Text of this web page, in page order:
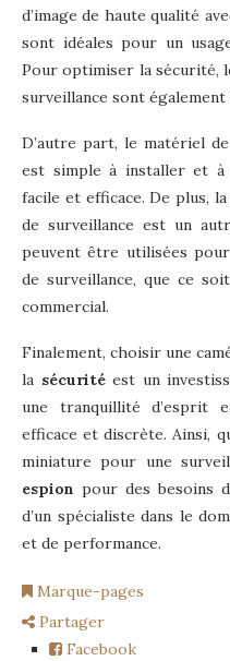
d’image de haute qualité
sont idéales pour un
Pour optimiser la sécurité,
surveillance sont
D’autre part, le matériel
est simple à installer et à
facile et efficace. De plus,
de surveillance est un
peuvent être utilisées
de surveillance, que ce
commercial.
Finalement, choisir une
la sécuritéest un
une tranquillité d’esprit
efficace et discrète. Ainsi,
miniature pour une
espion pour des besoins
d’un spécialiste dans le
et de performance.
Marque-pages
Partager
Facebook